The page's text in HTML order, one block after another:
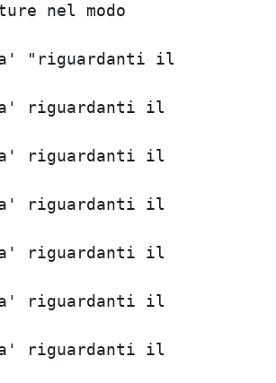
fatture nel modo
attivita' "riguardanti il
1);
attivita' riguardanti il
2);
attivita' riguardanti il
3);
attivita' riguardanti il
4);
attivita' riguardanti il
5);
attivita' riguardanti il
6);
attivita' riguardanti il
7);